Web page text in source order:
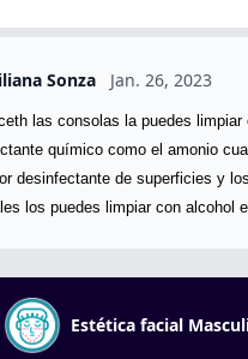
Sonza Jan. 26, 2023
las consolas la puedes limpiar
químico como el amonio
desinfectante de superficies y
los puedes limpiar con alcohol
Estética facial